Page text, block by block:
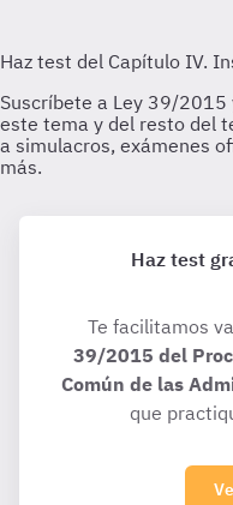
Haz test
Te facilitamos
39/2015 del
Común de las
que